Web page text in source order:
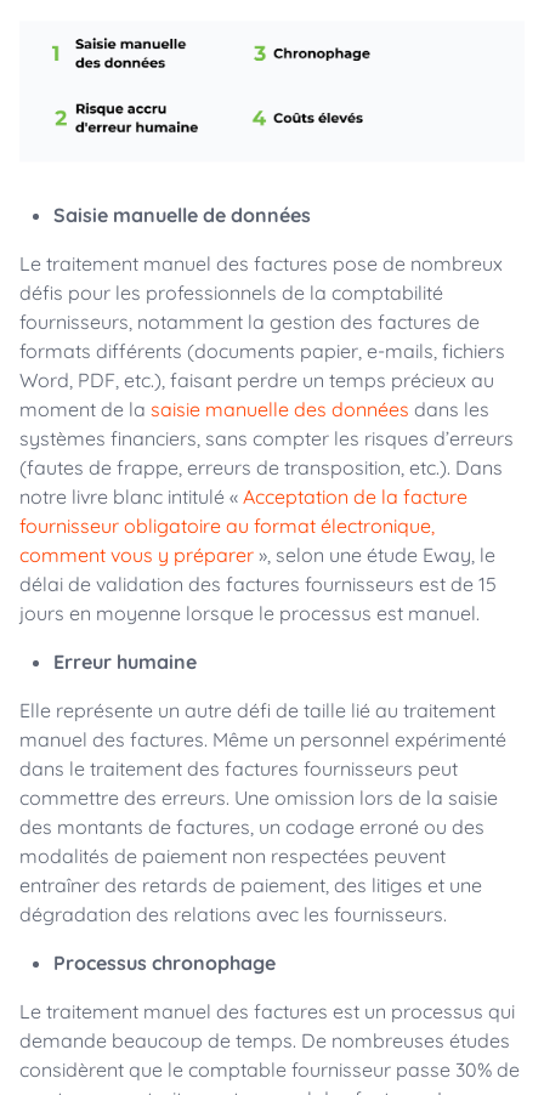
Saisie manuelle de données
Le traitement manuel des factures pose de nombreux
défis pour les professionnels de la comptabilité
fournisseurs, notamment la gestion des factures de
formats différents (documents papier, e-mails, fichiers
Word, PDF, etc.), faisant perdre un temps précieux au
moment de la saisie manuelle des données dans les
systèmes financiers, sans compter les risques d’erreurs
(fautes de frappe, erreurs de transposition, etc.). Dans
notre livre blanc intitulé « Acceptation de la facture
fournisseur obligatoire au format électronique,
comment vous y préparer », selon une étude Eway, le
délai de validation des factures fournisseurs est de 15
jours en moyenne lorsque le processus est manuel.
Erreur humaine
Elle représente un autre défi de taille lié au traitement
manuel des factures. Même un personnel expérimenté
dans le traitement des factures fournisseurs peut
commettre des erreurs. Une omission lors de la saisie
des montants de factures, un codage erroné ou des
modalités de paiement non respectées peuvent
entraîner des retards de paiement, des litiges et une
dégradation des relations avec les fournisseurs.
Processus chronophage
Le traitement manuel des factures est un processus qui
demande beaucoup de temps. De nombreuses études
considèrent que le comptable fournisseur passe 30% de